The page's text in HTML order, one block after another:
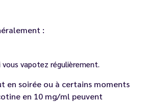
:
vapotez régulièrement.
en soirée ou à certains moments
en 10 mg/ml peuvent